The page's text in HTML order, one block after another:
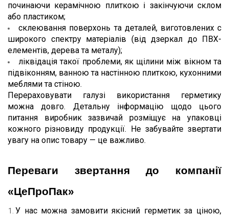
починаючи керамічною плиткою і закінчуючи склом
або пластиком;
склеювання поверхонь та деталей, виготовлених с
широкого спектру матеріалів (від дзеркал до ПВХ-
елементів, дерева та металу);
ліквідація такої проблеми, як щілини між вікном та
підвіконням, ванною та настінною плиткою, кухонними
меблями та стіною.
Перераховувати галузі використання герметику
можна довго. Детальну інформацію щодо цього
питання виробник зазвичай розміщує на упаковці
кожного різновиду продукції. Не забувайте звертати
увагу на опис товару — це важливо.
Переваги звертання до компанії
«ЦеПроПак»
У нас можна замовити якісний герметик за ціною,